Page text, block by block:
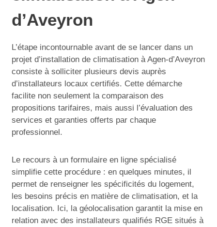
d’Aveyron
L’étape incontournable avant de se lancer dans un
projet d’installation de climatisation à Agen-d’Aveyron
consiste à solliciter plusieurs devis auprès
d’installateurs locaux certifiés. Cette démarche
facilite non seulement la comparaison des
propositions tarifaires, mais aussi l’évaluation des
services et garanties offerts par chaque
professionnel.
Le recours à un formulaire en ligne spécialisé
simplifie cette procédure : en quelques minutes, il
permet de renseigner les spécificités du logement,
les besoins précis en matière de climatisation, et la
localisation. Ici, la géolocalisation garantit la mise en
relation avec des installateurs qualifiés RGE situés à